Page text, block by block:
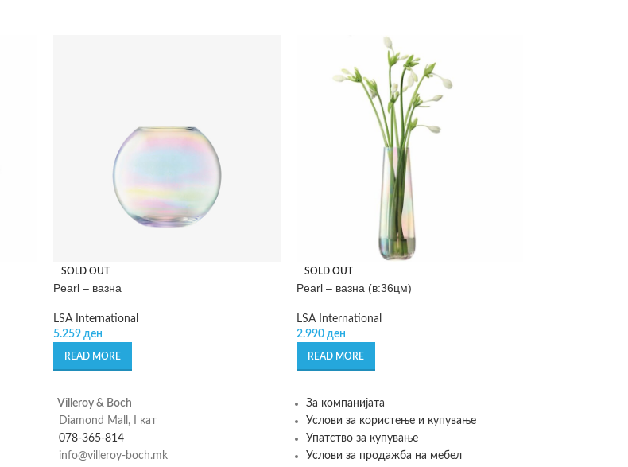
SOLD OUT
Pearl – вазна
LSA International
5.259 ден
READ MORE
SOLD OUT
Pearl – вазна (в:36цм)
LSA International
2.990 ден
READ MORE
Villeroy & Boch
Diamond Mall, I кат
078-365-814
info@villeroy-boch.mk
За компанијата
Услови за користење и купување
Упатство за купување
Услови за продажба на мебел